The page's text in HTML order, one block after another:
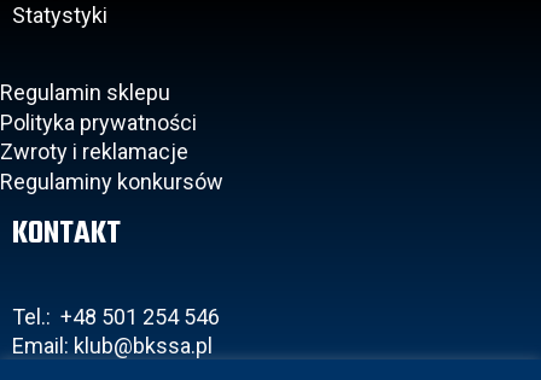
Statystyki
Regulamin sklepu
Polityka prywatności
Zwroty i reklamacje
Regulaminy konkursów
KONTAKT
Tel.: +48 501 254 546
Email: klub@bkssa.pl